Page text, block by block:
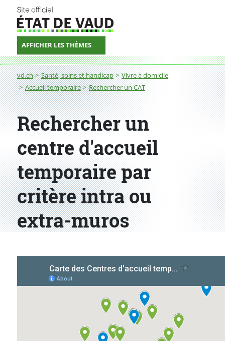
AFFICHER LES THÈMES
Fil d'Ariane
vd.ch Santé, soins et handicap
Vivre à domicile
Accueil temporaire
Rechercher un CAT
Par critère intra ou extra-muros
Rechercher un
centre d'accueil
temporaire par
critère intra ou
extra-muros